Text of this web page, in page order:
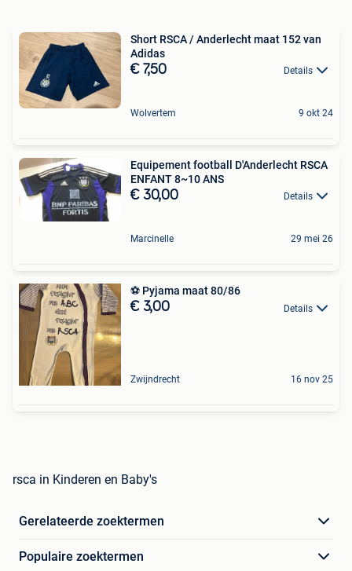
Short RSCA / Anderlecht maat 152 van
Adidas
€ 7,50 Details
Wolvertem 9 okt 24
Equipement football D'Anderlecht RSCA
ENFANT 8~10 ANS
€ 30,00 Details
Marcinelle 29 mei 26
⚽️ Pyjama maat 80/86
€ 3,00 Details
Zwijndrecht 16 nov 25
rsca in Kinderen en Baby's
Gerelateerde zoektermen
Populaire zoektermen